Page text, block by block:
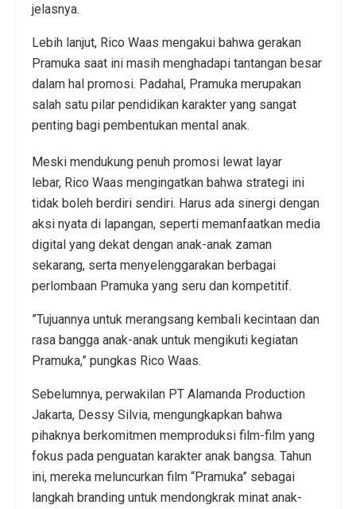
jelasnya.
​Lebih lanjut, Rico Waas mengakui bahwa gerakan
Pramuka saat ini masih menghadapi tantangan besar
dalam hal promosi. Padahal, Pramuka merupakan
salah satu pilar pendidikan karakter yang sangat
penting bagi pembentukan mental anak.
​Meski mendukung penuh promosi lewat layar
lebar, Rico Waas mengingatkan bahwa strategi ini
tidak boleh berdiri sendiri. Harus ada sinergi dengan
aksi nyata di lapangan, seperti memanfaatkan media
digital yang dekat dengan anak-anak zaman
sekarang, serta menyelenggarakan berbagai
perlombaan Pramuka yang seru dan kompetitif.
​”Tujuannya untuk merangsang kembali kecintaan dan
rasa bangga anak-anak untuk mengikuti kegiatan
Pramuka,” pungkas Rico Waas.
​Sebelumnya, perwakilan PT Alamanda Production
Jakarta, Dessy Silvia, mengungkapkan bahwa
pihaknya berkomitmen memproduksi film-film yang
fokus pada penguatan karakter anak bangsa. Tahun
ini, mereka meluncurkan film “Pramuka” sebagai
langkah branding untuk mendongkrak minat anak-